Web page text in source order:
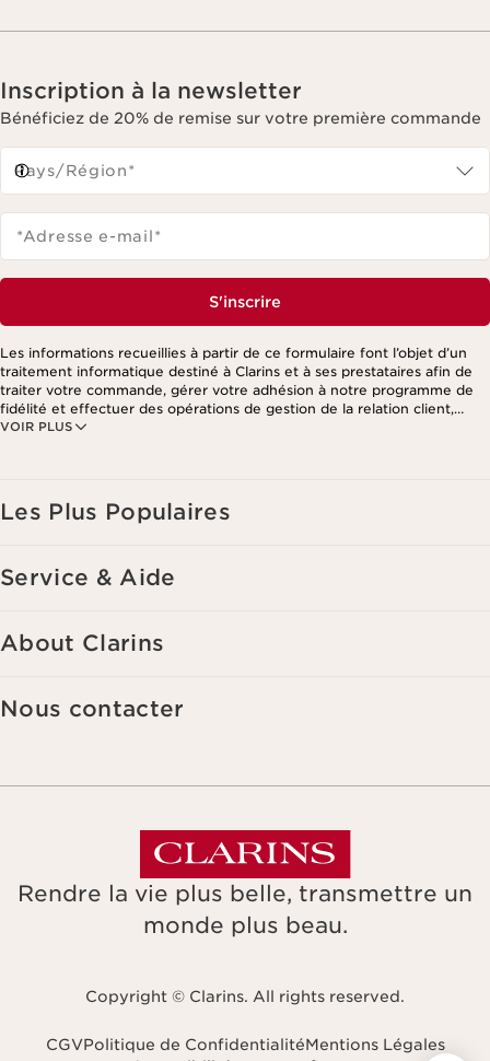
Inscription à la newsletter
Bénéficiez de 20% de remise sur votre première commande
Pays/Région*
*Adresse e-mail*
S'inscrire
VOIR PLUS
Les informations recueillies à partir de ce formulaire font l’objet d’un
traitement informatique destiné à Clarins et à ses prestataires afin de
traiter votre commande, gérer votre adhésion à notre programme de
fidélité et effectuer des opérations de gestion de la relation client,
notamment pour vous adresser des offres personnalisées en fonction
Les Plus Populaires
Service & Aide
About Clarins
Nous contacter
Rendre la vie plus belle, transmettre un
monde plus beau.
Copyright © Clarins. All rights reserved.
CGVPolitique de ConfidentialitéMentions Légales